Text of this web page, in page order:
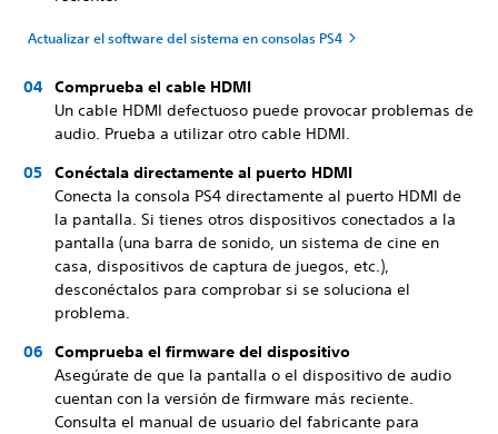
Actualizar el software del sistema en consolas PS4
Comprueba el cable HDMI
Un cable HDMI defectuoso puede provocar problemas de
audio. Prueba a utilizar otro cable HDMI.
Conéctala directamente al puerto HDMI
Conecta la consola PS4 directamente al puerto HDMI de
la pantalla. Si tienes otros dispositivos conectados a la
pantalla (una barra de sonido, un sistema de cine en
casa, dispositivos de captura de juegos, etc.),
desconéctalos para comprobar si se soluciona el
problema.
Comprueba el firmware del dispositivo
Asegúrate de que la pantalla o el dispositivo de audio
cuentan con la versión de firmware más reciente.
Consulta el manual de usuario del fabricante para